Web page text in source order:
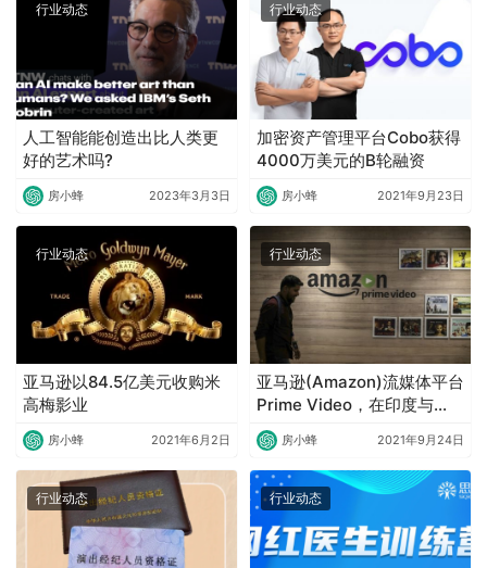
行业动态
人工智能能创造出比人类更
好的艺术吗?
房小蜂 2023年3月3日
行业动态
加密资产管理平台Cobo获得
4000万美元的B轮融资
房小蜂 2021年9月23日
行业动态
亚马逊以84.5亿美元收购米
高梅影业
房小蜂 2021年6月2日
行业动态
亚马逊(Amazon)流媒体平台
Prime Video，在印度与
Netflix和迪士尼(Disney)展
开竞争
房小蜂 2021年9月24日
行业动态 行业动态